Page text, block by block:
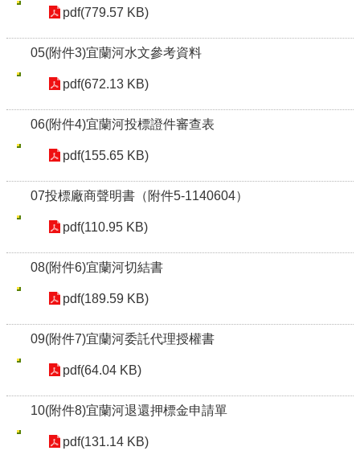
pdf(779.57 KB)
05(附件3)宜蘭河水文參考資料
pdf(672.13 KB)
06(附件4)宜蘭河投標證件審查表
pdf(155.65 KB)
07投標廠商聲明書（附件5-1140604）
pdf(110.95 KB)
08(附件6)宜蘭河切結書
pdf(189.59 KB)
09(附件7)宜蘭河委託代理授權書
pdf(64.04 KB)
10(附件8)宜蘭河退還押標金申請單
pdf(131.14 KB)